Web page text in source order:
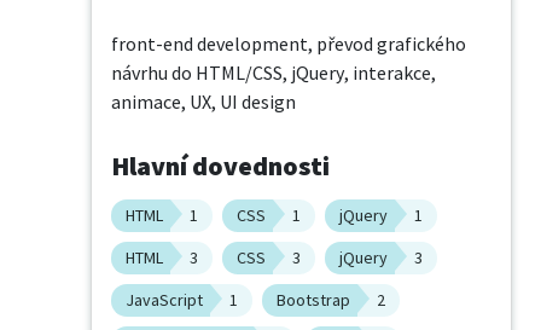
front-end development, převod grafického
návrhu do HTML/CSS, jQuery, interakce,
animace, UX, UI design
Hlavní dovednosti
HTML 1 CSS 1 jQuery
1
HTML
3 CSS 3 jQuery
3
JavaScript
1 Bootstrap
2